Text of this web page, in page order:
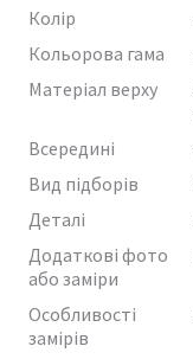
Колір
Кольорова гама
Матеріал верху
Всередині
Вид підборів
Деталі
Додаткові фото
або заміри
Особливості
замірів